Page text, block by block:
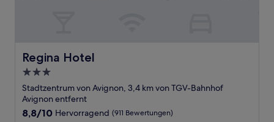
Regina Hotel
Regina Hotel
3.0-
Sterne-
Unterkunft
Stadtzentrum von Avignon, 3,4 km von TGV-Bahnhof
Avignon entfernt
8.8
8,8/10 Hervorragend (911 Bewertungen)